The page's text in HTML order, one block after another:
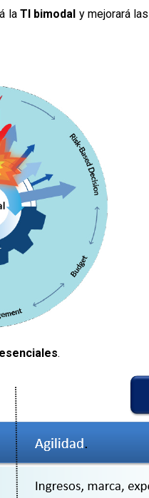
la TI bimodal y mejorará
esenciales.